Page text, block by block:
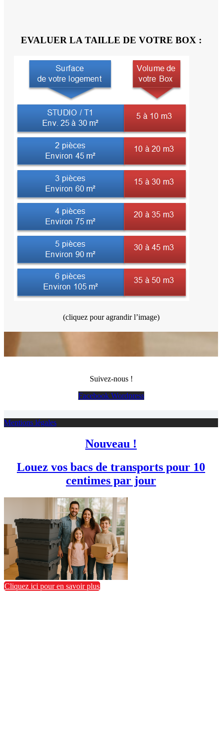
EVALUER LA TAILLE DE VOTRE BOX :
(cliquez pour agrandir l’image)
Suivez-nous !
Facebook Wordpress
Mentions légales
Nouveau !
Louez vos bacs de transports pour 10
centimes par jour
Cliquez ici pour en savoir plus